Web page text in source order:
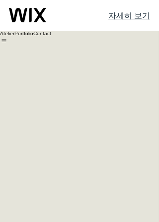
자세히 보기